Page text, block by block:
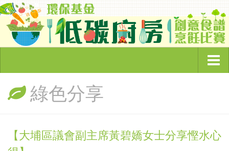
主頁
頻道簡介
奇怪的環保故事
綠色分享
【大埔區議會副主席黃碧嬌女士分享慳水心